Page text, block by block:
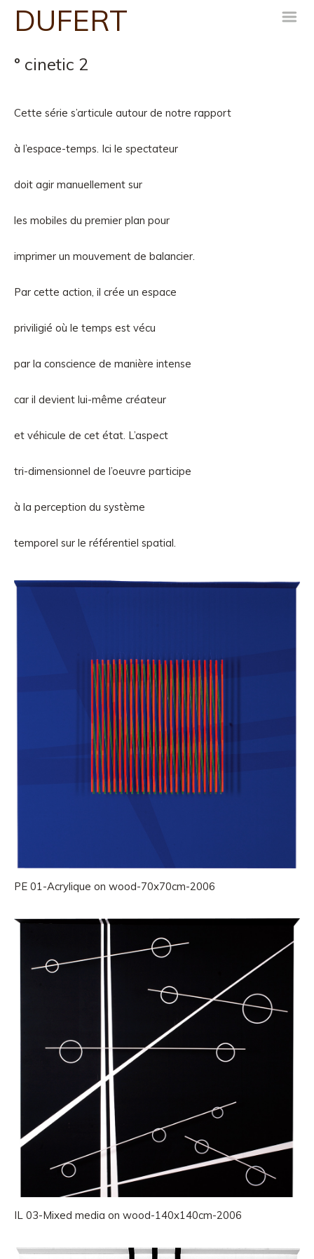
DUFERT m
° cinetic 2
Cette série s’articule autour de notre rapport
à l’espace-temps. Ici le spectateur
doit agir manuellement sur
les mobiles du premier plan pour
imprimer un mouvement de balancier.
Par cette action, il crée un espace
priviligié où le temps est vécu
par la conscience de manière intense
car il devient lui-même créateur
et véhicule de cet état. L’aspect
tri-dimensionnel de l’oeuvre participe
à la perception du système
temporel sur le référentiel spatial.
PE 01-Acrylique on wood-70x70cm-2006
IL 03-Mixed media on wood-140x140cm-2006